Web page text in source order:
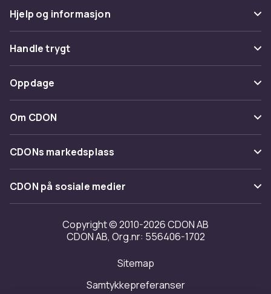
Hjelp og informasjon
Vanlige spørsmål
Spor pakke
Angre & returner her
Kontakt oss
Handle trygt
Betaling
Levering
Tilbakekallinger
Oppdage
Kategorier
Varemerker
Om CDON
Om oss
Kundeanmeldelser
Jobbe på CDON
Investor relations
Tilgjengelighet
CDONs markedsplass
Merchant Help Center
CDON på sosiale medier
Copyright © 2010-2026 CDON AB
CDON AB, Org.nr: 556406-1702
Sitemap
Samtykkepreferanser